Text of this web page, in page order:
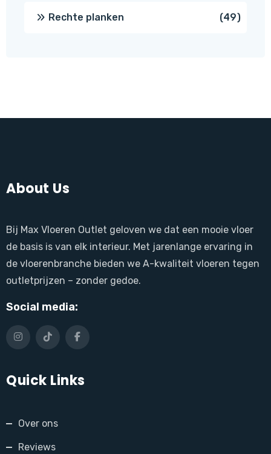
Rechte planken 4949
About Us
Bij Max Vloeren Outlet geloven we dat een mooie vloer
de basis is van elk interieur. Met jarenlange ervaring in
de vloerenbranche bieden we A-kwaliteit vloeren tegen
outletprijzen – zonder gedoe.
Social media:
Quick Links
Over ons
Reviews